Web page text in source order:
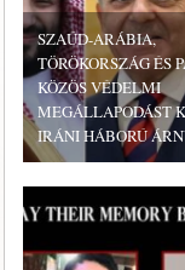
SZAÚD-ARÁBIA,
TÖRÖKORSZÁG ÉS
KÖZÖS VÉDELMI
MEGÁLLAPODÁST
IRÁNI HÁBORÚ